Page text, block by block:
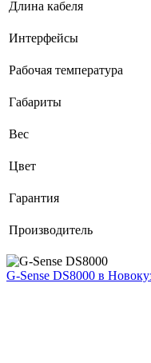
Длина кабеля
Интерфейсы
Рабочая температура
Габариты
Вес
Цвет
Гарантия
Производитель
G-Sense DS8000 в